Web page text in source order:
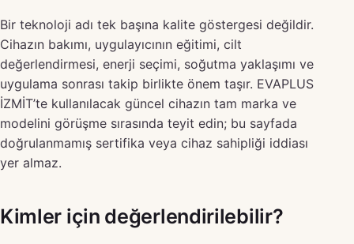
Bir teknoloji adı tek başına kalite göstergesi değildir.
Cihazın bakımı, uygulayıcının eğitimi, cilt
değerlendirmesi, enerji seçimi, soğutma yaklaşımı ve
uygulama sonrası takip birlikte önem taşır. EVAPLUS
İZMİT’te kullanılacak güncel cihazın tam marka ve
modelini görüşme sırasında teyit edin; bu sayfada
doğrulanmamış sertifika veya cihaz sahipliği iddiası
yer almaz.
Kimler için değerlendirilebilir?